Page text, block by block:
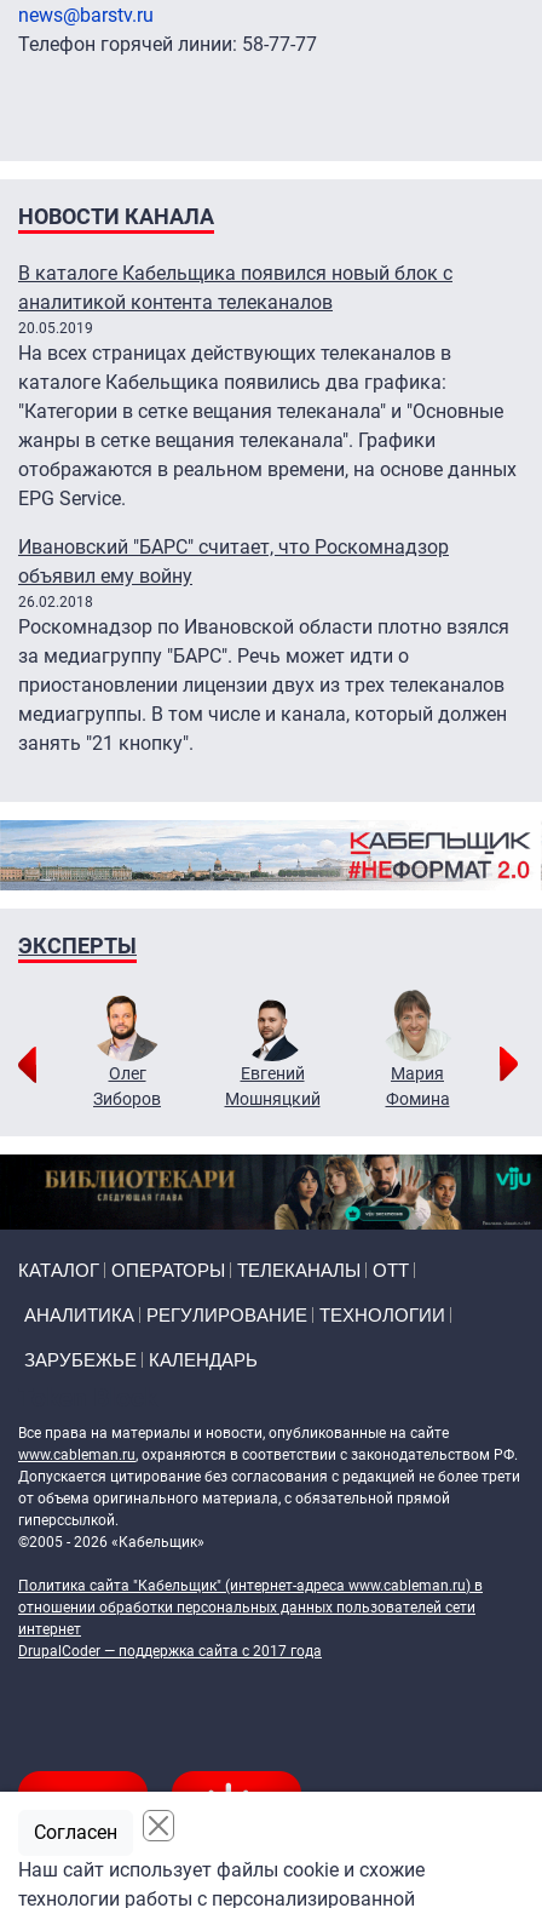
news@barstv.ru
Телефон горячей линии: 58-77-77
НОВОСТИ КАНАЛА
В каталоге Кабельщика появился новый блок с
аналитикой контента телеканалов
20.05.2019
На всех страницах действующих телеканалов в
каталоге Кабельщика появились два графика:
"Категории в сетке вещания телеканала" и "Основные
жанры в сетке вещания телеканала". Графики
отображаются в реальном времени, на основе данных
EPG Service.
Ивановский "БАРС" считает, что Роскомнадзор
объявил ему войну
26.02.2018
Роскомнадзор по Ивановской области плотно взялся
за медиагруппу "БАРС". Речь может идти о
приостановлении лицензии двух из трех телеканалов
медиагруппы. В том числе и канала, который должен
занять "21 кнопку".
ЭКСПЕРТЫ
Олег
Зиборов
Евгений
Мошняцкий
Мария
Фомина
КАТАЛОГ ОПЕРАТОРЫ ТЕЛЕКАНАЛЫ ОТТ
АНАЛИТИКА РЕГУЛИРОВАНИЕ ТЕХНОЛОГИИ
ЗАРУБЕЖЬЕ КАЛЕНДАРЬ
Все права на материалы и новости, опубликованные на сайте
www.cableman.ru, охраняются в соответствии с законодательством РФ.
Допускается цитирование без согласования с редакцией не более трети
от объема оригинального материала, с обязательной прямой
гиперссылкой.
©2005 - 2026 «Кабельщик»
Политика сайта "Кабельщик" (интернет-адреса www.cableman.ru) в
отношении обработки персональных данных пользователей сети
интернет
DrupalCoder — поддержка сайта c 2017 года
Наш сайт использует файлы cookie и схожие
технологии работы с персонализированной
Согласен